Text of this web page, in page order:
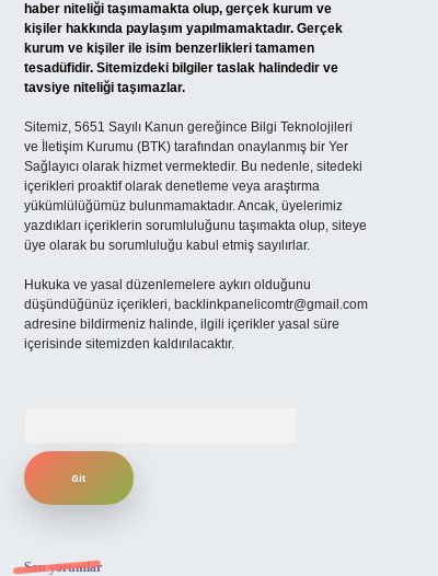
haber niteliği taşımamakta olup, gerçek kurum ve
kişiler hakkında paylaşım yapılmamaktadır. Gerçek
kurum ve kişiler ile isim benzerlikleri tamamen
tesadüfidir. Sitemizdeki bilgiler taslak halindedir ve
tavsiye niteliği taşımazlar.
Sitemiz, 5651 Sayılı Kanun gereğince Bilgi Teknolojileri
ve İletişim Kurumu (BTK) tarafından onaylanmış bir Yer
Sağlayıcı olarak hizmet vermektedir. Bu nedenle, sitedeki
içerikleri proaktif olarak denetleme veya araştırma
yükümlülüğümüz bulunmamaktadır. Ancak, üyelerimiz
yazdıkları içeriklerin sorumluluğunu taşımakta olup, siteye
üye olarak bu sorumluluğu kabul etmiş sayılırlar.
Hukuka ve yasal düzenlemelere aykırı olduğunu
düşündüğünüz içerikleri, backlinkpanelicomtr@gmail.com
adresine bildirmeniz halinde, ilgili içerikler yasal süre
içerisinde sitemizden kaldırılacaktır.
Son yorumlar